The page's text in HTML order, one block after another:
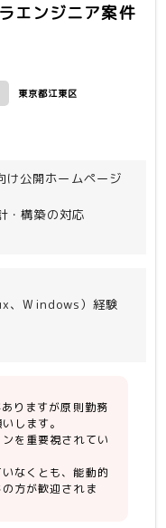
エンジニア案件
東京都江東区
公開ホームページ
・構築の対応
ト
構築作業補助(チ
の調査
、Windows）経験
りますが原則勤務
します。
を重要視されてい
なくとも、能動的
方が歓迎されま